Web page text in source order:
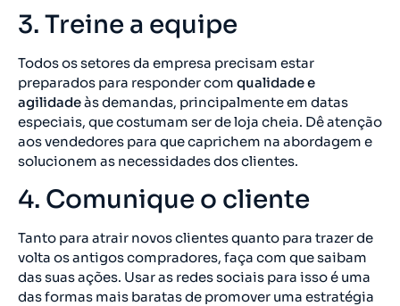
3. Treine a equipe
Todos os setores da empresa precisam estar
preparados para responder com qualidade e
agilidadeàs demandas, principalmente em datas
especiais, que costumam ser de loja cheia. Dê atenção
aos vendedores para que caprichem na abordagem e
solucionem as necessidades dos clientes.
4. Comunique o cliente
Tanto para atrair novos clientes quanto para trazer de
volta os antigos compradores, faça com que saibam
das suas ações. Usar as redes sociais para isso é uma
das formas mais baratas de promover uma estratégia